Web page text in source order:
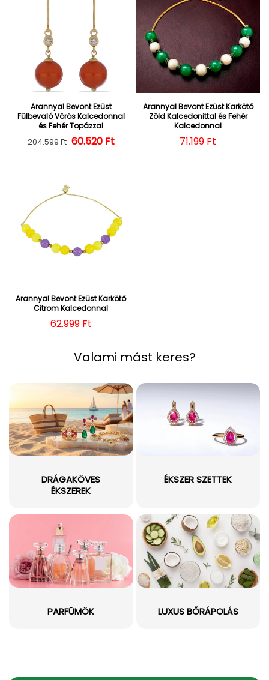
Arannyal Bevont Ezüst
Fülbevaló Vörös Kalcedonnal
és Fehér Topázzal
Normál ár
204.599 Ft Kedvezményes ár
60.520 Ft
Arannyal Bevont Ezüst Karkötő
Zöld Kalcedonittal és Fehér
Kalcedonnal
Normál ár
71.199 Ft
Arannyal Bevont Ezüst Karkötő
Citrom Kalcedonnal
Normál ár
62.999 Ft
Valami mást keres?
DRÁGAKÖVES
ÉKSZEREK
ÉKSZER SZETTEK
PARFÜMÖK LUXUS BŐRÁPOLÁS